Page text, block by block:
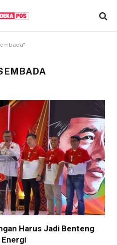
Harus Jadi Benteng